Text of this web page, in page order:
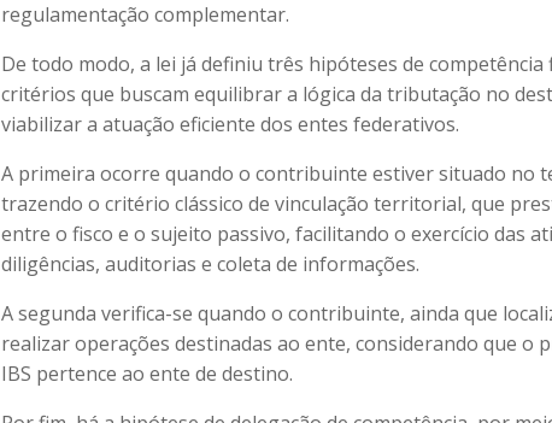
regulamentação complementar.
De todo modo, a lei já definiu três hipóteses de
critérios que buscam equilibrar a lógica da tributação no
viabilizar a atuação eficiente dos entes federativos.
A primeira ocorre quando o contribuinte estiver situado no
trazendo o critério clássico de vinculação territorial, que
entre o fisco e o sujeito passivo, facilitando o exercício das
diligências, auditorias e coleta de informações.
A segunda verifica-se quando o contribuinte, ainda que
realizar operações destinadas ao ente, considerando que o
IBS pertence ao ente de destino.